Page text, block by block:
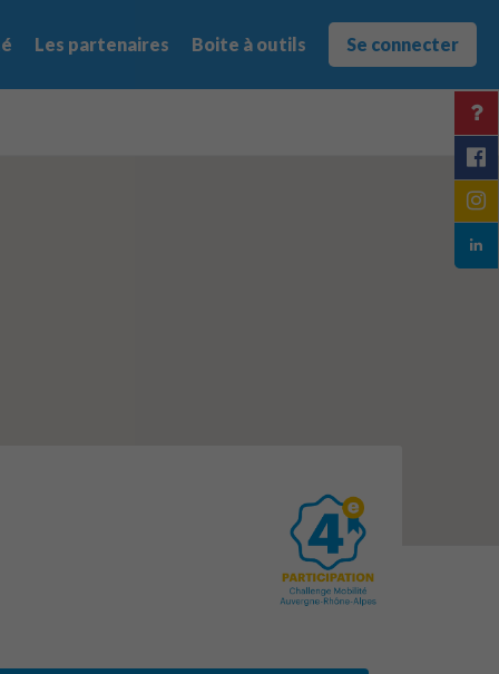
Les partenaires Boite à outils Se connecter